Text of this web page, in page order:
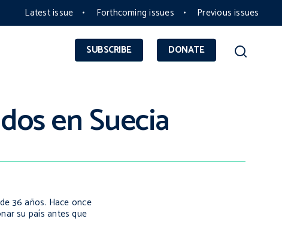
Latest issue Forthcoming issues Previous issues
SUBSCRIBE DONATE
en Suecia
36 años. Hace once
su país antes que